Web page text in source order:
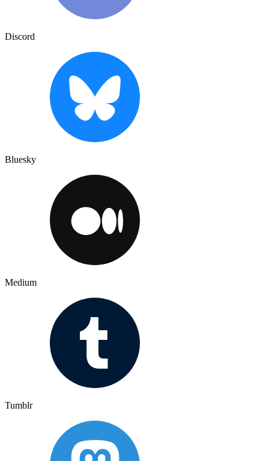
Discord
Bluesky
Medium
Tumblr